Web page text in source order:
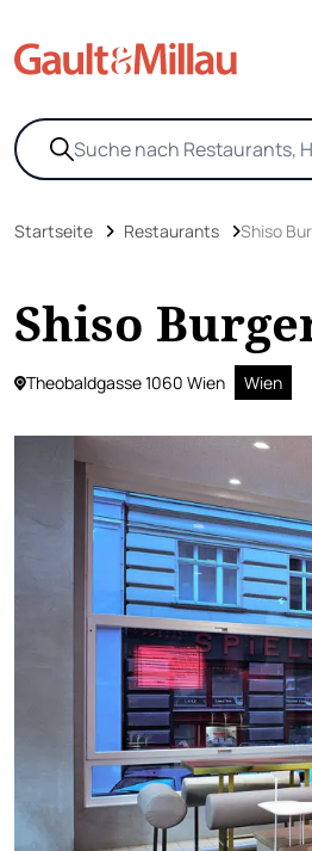
Startseite Restaurants Shiso
Shiso
Theobaldgasse 1060 Wien Wien